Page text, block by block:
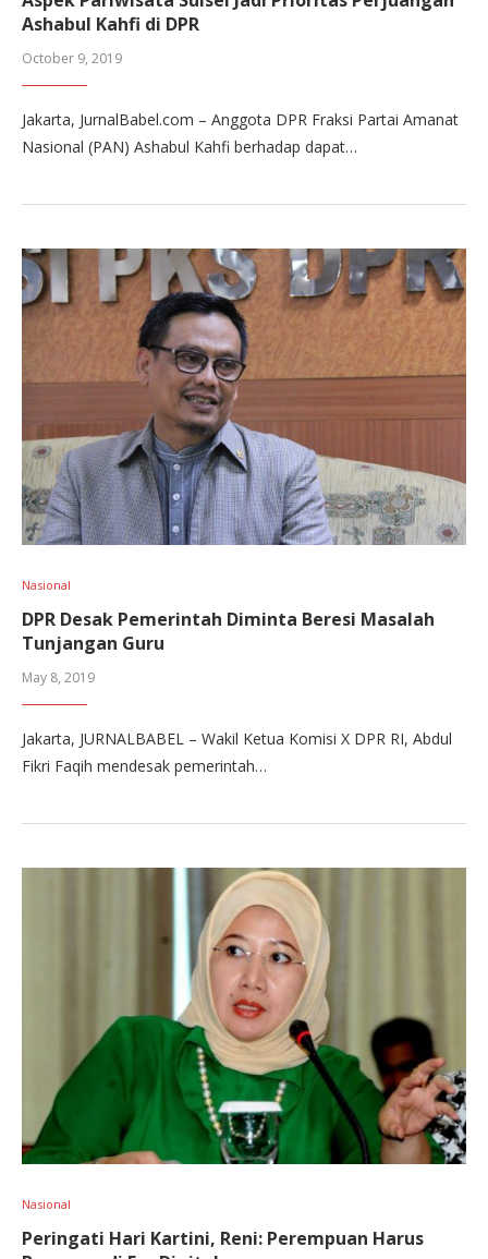
Ashabul Kahfi di DPR
October 9, 2019
Jakarta, JurnalBabel.com – Anggota DPR Fraksi Partai Amanat
Nasional (PAN) Ashabul Kahfi berhadap dapat…
Nasional
DPR Desak Pemerintah Diminta Beresi Masalah
Tunjangan Guru
May 8, 2019
Jakarta, JURNALBABEL – Wakil Ketua Komisi X DPR RI, Abdul
Fikri Faqih mendesak pemerintah…
Nasional
Peringati Hari Kartini, Reni: Perempuan Harus